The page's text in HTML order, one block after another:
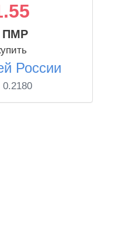
ПМР
России
0.2180